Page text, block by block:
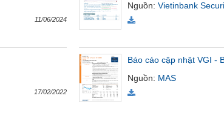
11/06/2024
Nguồn: Vietinbank
17/02/2022
Báo cáo cập nhật VGI -
Nguồn: MAS